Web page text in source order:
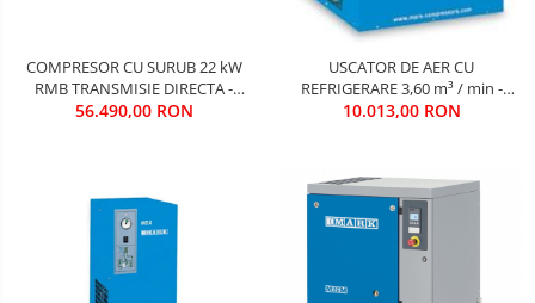
COMPRESOR CU SURUB 22 kW
RMB TRANSMISIE DIRECTA -
9590 EURO FARA TVA
56.490,00 RON
USCATOR DE AER CU
REFRIGERARE 3,60 m³ / min -
1700 EURO FARA TVA
10.013,00 RON